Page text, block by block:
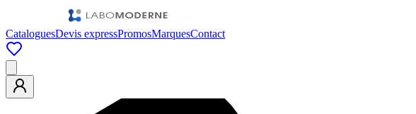
CataloguesDevis expressPromosMarquesContact